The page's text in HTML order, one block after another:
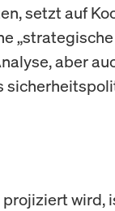
setzt auf
„strategische
aber
wird,